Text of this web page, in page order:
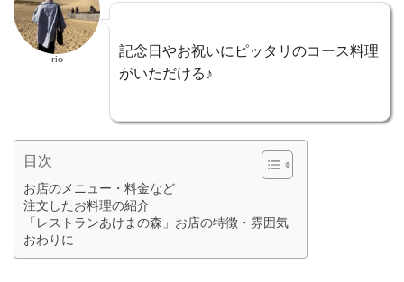
rio
記念日やお祝いにピッタリのコース料理
がいただける♪
目次
お店のメニュー・料金など
注文したお料理の紹介
「レストランあけまの森」お店の特徴・雰囲気
おわりに